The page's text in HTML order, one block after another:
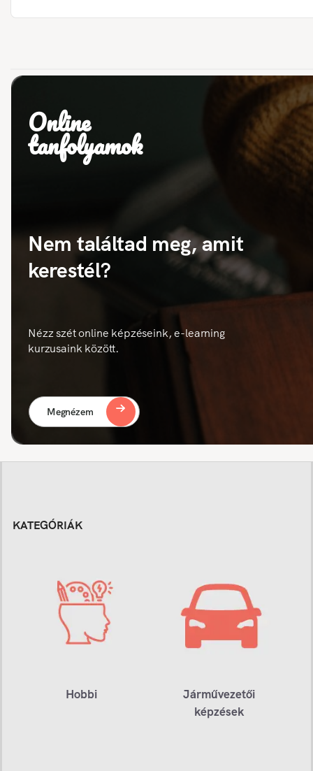
Online
tanfolyamok
Nem találtad meg, amit
kerestél?
Nézz szét online képzéseink, e-learning
kurzusaink között.
Megnézem
KATEGÓRIÁK
Hobbi
Járművezetői
képzések